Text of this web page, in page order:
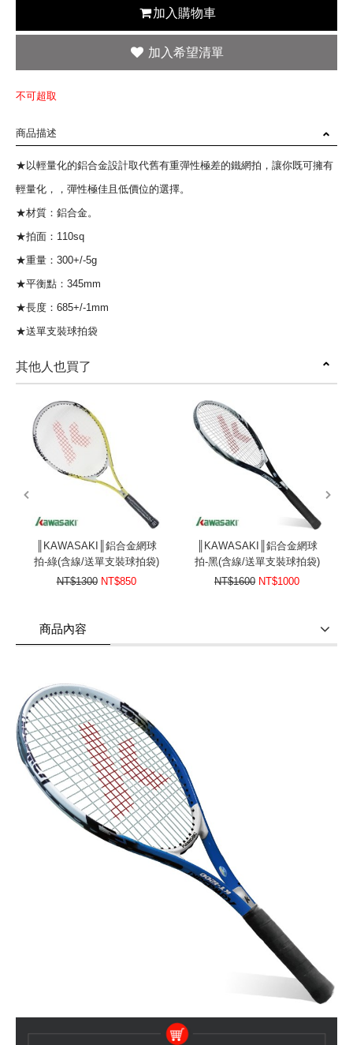
加入購物車
不可超取
商品描述
★以輕量化的鋁合金設計取代舊有重彈性極差的鐵網拍，讓你既可擁有
輕量化，，彈性極佳且低價位的選擇。
★材質：鋁合金。
★拍面：110sq
★重量：300+/-5g
★平衡點：345mm
★長度：685+/-1mm​​​​
★送單支裝球拍袋
其他人也買了
║KAWASAKI║鋁合金網球
拍-綠(含線/送單支裝球拍袋)
NT$1300 NT$850
║KAWASAKI║鋁合金網球
拍-黑(含線/送單支裝球拍袋)
NT$1600 NT$1000
商品內容